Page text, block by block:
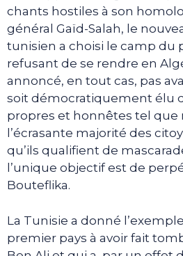
chants hostiles à son
général Gaïd-Salah, le
tunisien a choisi le camp du
refusant de se rendre en
annoncé, en tout cas, pas
soit démocratiquement élu
propres et honnêtes tel que
l’écrasante majorité des
qu’ils qualifient de
l’unique objectif est de
Bouteflika.
La Tunisie a donné
premier pays à avoir fait